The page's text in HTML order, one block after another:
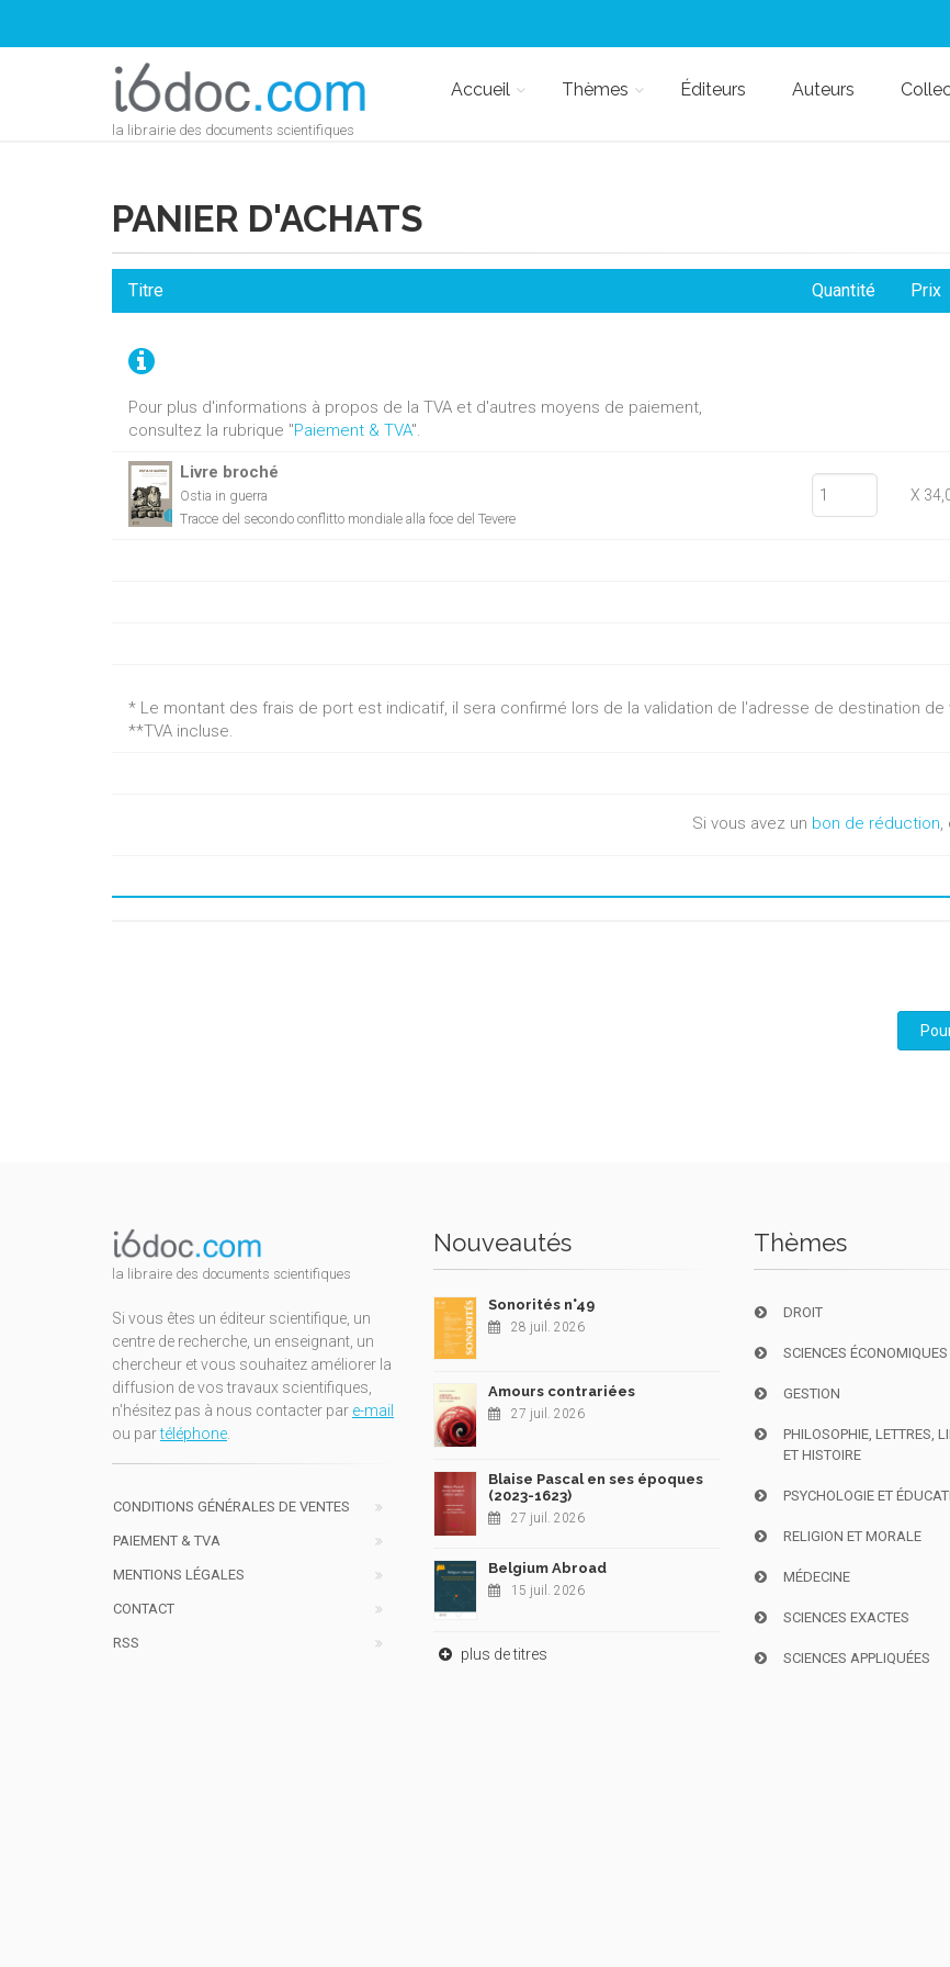
la librairie des documents scientifiques
Accueil Thèmes Éditeurs Auteurs
PANIER D'ACHATS
Pour plus d'informations à propos de la TVA et d'autres moyens de paiement,
consultez la rubrique "Paiement & TVA".
Titre Quantité Prix
Livre broché
Ostia in guerra
Tracce del secondo conflitto mondiale alla foce del Tevere
X
* Le montant des frais de port est indicatif, il sera confirmé lors de la validation de l'adresse de destination
**TVA incluse.
Si vous avez un bon de réduction,
la libraire des documents scientifiques
Si vous êtes un éditeur scientifique, un
centre de recherche, un enseignant, un
chercheur et vous souhaitez améliorer la
diffusion de vos travaux scientifiques,
n'hésitez pas à nous contacter par e-mail
ou partéléphone.
CONDITIONS GÉNÉRALES DE VENTES
PAIEMENT & TVA
MENTIONS LÉGALES
CONTACT
RSS
Nouveautés
Sonorités n°49
28 juil. 2026
Amours contrariées
27 juil. 2026
Blaise Pascal en ses époques
(2023-1623)
27 juil. 2026
Belgium Abroad
15 juil. 2026
plus de titres
Thèmes
DROIT
SCIENCES
GESTION
PHILOSOPHIE, LETTRES,
ET HISTOIRE
PSYCHOLOGIE ET
RELIGION ET MORALE
MÉDECINE
SCIENCES EXACTES
SCIENCES APPLIQUÉES